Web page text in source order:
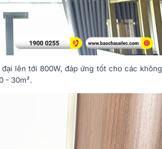
lên tới 800W, đáp ứng tốt cho các không
- 30m².